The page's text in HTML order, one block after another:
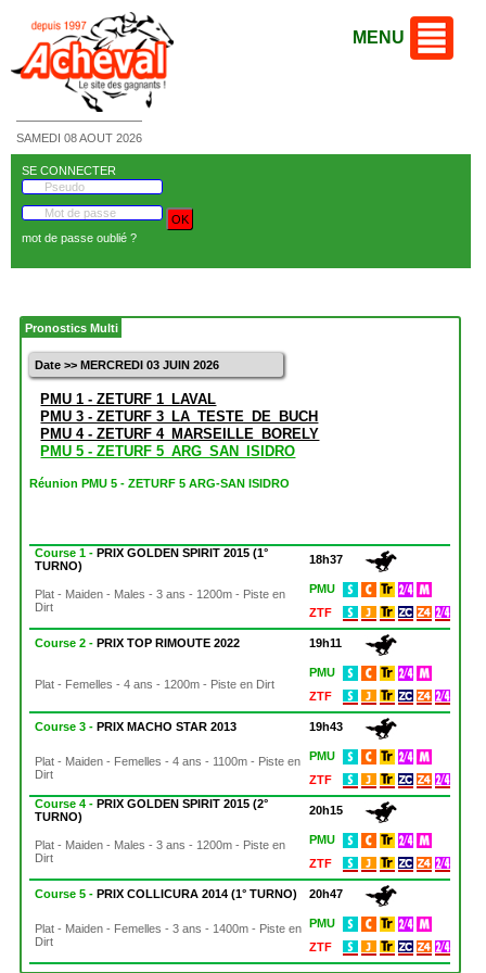
SAMEDI 08 AOUT 2026
MENU
SE CONNECTER
mot de passe oublié ?
Pronostics Multi
Date >> MERCREDI 03 JUIN 2026
PMU 1 - ZETURF 1_LAVAL
PMU 3 - ZETURF 3_LA_TESTE_DE_BUCH
PMU 4 - ZETURF 4_MARSEILLE_BORELY
PMU 5 - ZETURF 5_ARG_SAN_ISIDRO
Réunion PMU 5 - ZETURF 5 ARG-SAN ISIDRO
Course 1 -PRIX GOLDEN SPIRIT 2015 (1°
TURNO)
18h37
Plat - Maiden - Males - 3 ans - 1200m - Piste en
Dirt
PMU
ZTF
Course 2 -PRIX TOP RIMOUTE 2022 19h11
Plat - Femelles - 4 ans - 1200m - Piste en Dirt
PMU
ZTF
Course 3 -PRIX MACHO STAR 2013 19h43
Plat - Maiden - Femelles - 4 ans - 1100m - Piste en
Dirt
PMU
ZTF
Course 4 -PRIX GOLDEN SPIRIT 2015 (2°
TURNO)
20h15
Plat - Maiden - Males - 3 ans - 1200m - Piste en
Dirt
PMU
ZTF
Course 5 -PRIX COLLICURA 2014 (1° TURNO) 20h47
Plat - Maiden - Femelles - 3 ans - 1400m - Piste en
Dirt
PMU
ZTF